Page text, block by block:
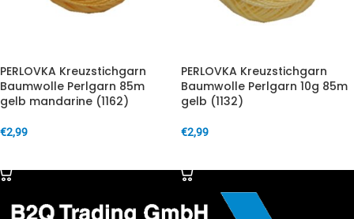
PERLOVKA Kreuzstichgarn
Baumwolle Perlgarn 85m
gelb mandarine (1162)
€2,99
PERLOVKA Kreuzstichgarn
Baumwolle Perlgarn 10g 85m
gelb (1132)
€2,99